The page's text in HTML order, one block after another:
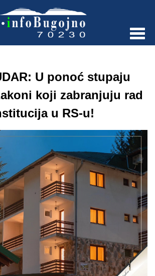
U ponoć stupaju
koji zabranjuju rad
u RS-u!